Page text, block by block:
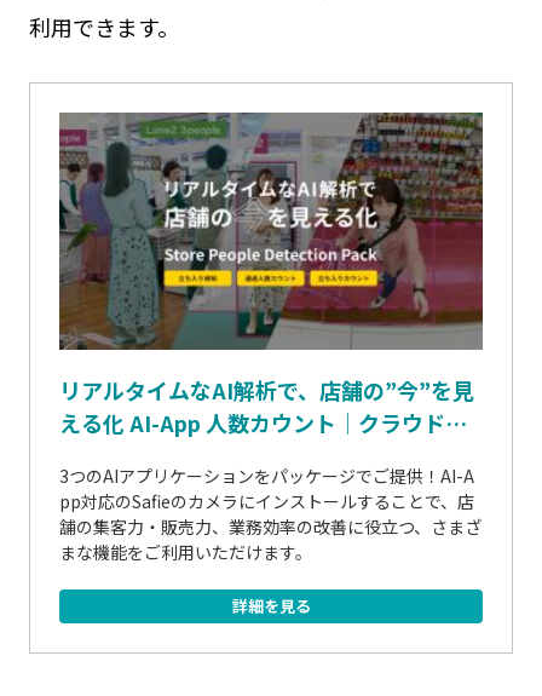
利用できます。
リアルタイムなAI解析で、店舗の”今”を見
える化 AI-App 人数カウント│クラウド録
3つのAIアプリケーションをパッケージでご提供！AI-A
pp対応のSafieのカメラにインストールすることで、店
舗の集客力・販売力、業務効率の改善に役立つ、さまざ
まな機能をご利用いただけます。
詳細を見る